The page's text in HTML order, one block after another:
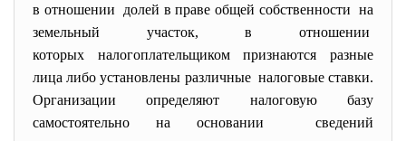
в отношении долей в праве общей собственности на
земельный участок, в отношении
которых налогоплательщиком признаются разные
лица либо установлены различные налоговые ставки.
Организации определяют налоговую базу
самостоятельно на основании сведений